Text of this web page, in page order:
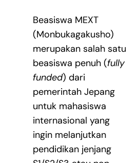
Beasiswa MEXT
(Monbukagakusho)
merupakan salah satu
beasiswa penuh (fully
funded) dari
pemerintah Jepang
untuk mahasiswa
internasional yang
ingin melanjutkan
pendidikan jenjang